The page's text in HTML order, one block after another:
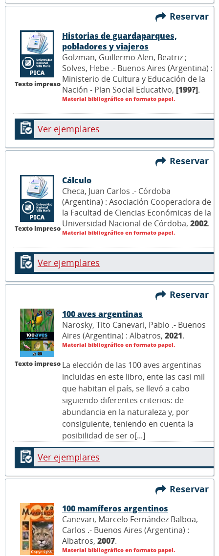
Reservar
Texto impreso
Historias de guardaparques,
pobladores y viajeros
Golzman, Guillermo Alen, Beatriz ;
Solves, Hebe .- Buenos Aires (Argentina) :
Ministerio de Cultura y Educación de la
Nación - Plan Social Educativo, [199?].
Material bibliográfico en formato papel.
Ver ejemplares
Reservar
Texto impreso
Cálculo
Checa, Juan Carlos .- Córdoba
(Argentina) : Asociación Cooperadora de
la Facultad de Ciencias Económicas de la
Universidad Nacional de Córdoba, 2002.
Material bibliográfico en formato papel.
Ver ejemplares
Reservar
Texto impreso
100 aves argentinas
Narosky, Tito Canevari, Pablo .- Buenos
Aires (Argentina) : Albatros, 2021.
Material bibliográfico en formato papel.
La elección de las 100 aves argentinas
incluidas en este libro, ente las casi mil
que habitan el país, se llevó a cabo
siguiendo diferentes criterios: de
abundancia en la naturaleza y, por
consiguiente, teniendo en cuenta la
posibilidad de ser o[...]
Ver ejemplares
Reservar
100 mamíferos argentinos
Canevari, Marcelo Fernández Balboa,
Carlos .- Buenos Aires (Argentina) :
Albatros, 2007.
Material bibliográfico en formato papel.